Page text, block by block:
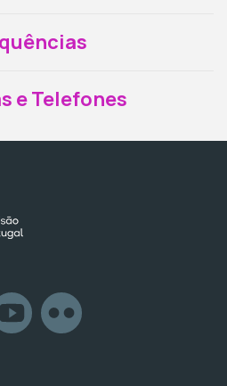
e Telefones